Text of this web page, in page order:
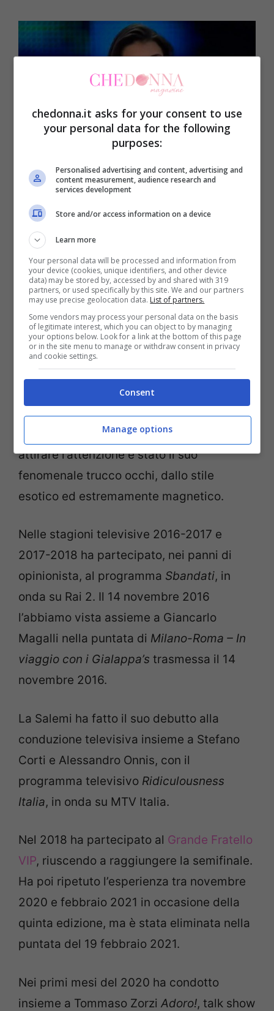
Fonte: Rai
L’anno seguente ha preso parte, insieme al
fidanzato
show di La5Sweet Sardinia. Nel 2014 ha
partecipato al concorso di Miss Italia, dove
si è classificata terza ottenendo le fasce
nazionali di Miss Sport Lotto e Miss TV
Sorrisi e Canzoni.
Nel 2015 ha preso parte, insieme alla
madre Fariba, alla quarta edizione di
Pechino Express, arrivando terza. Ad
attirare l’attenzione è stato il suo
fenomenale trucco occhi, dallo stile
esotico ed estremamente magnetico.
Nelle stagioni televisive 2016-2017 e
2017-2018 ha partecipato, nei panni di
opinionista, al programma Sbandati, in
onda su Rai 2. Il 14 novembre 2016
l’abbiamo vista assieme a Giancarlo
Magalli nella puntata di Milano-Roma – In
viaggio con i Gialappa’s trasmessa il 14
novembre 2016.
La Salemi ha fatto il suo debutto alla
conduzione televisiva insieme a Stefano
Corti e Alessandro Onnis, con il
programma televisivo Ridiculousness
Italia, in onda su MTV Italia.
Nel 2018 ha partecipato al Grande Fratello
VIP, riuscendo a raggiungere la semifinale.
Ha poi ripetuto l’esperienza tra novembre
2020 e febbraio 2021 in occasione della
quinta edizione, ma è stata eliminata nella
puntata del 19 febbraio 2021.
Nei primi mesi del 2020 ha condotto
insieme a Tommaso Zorzi Adoro!, talk show
chedonna.it asks for your consent to use
your personal data for the following
purposes:
Personalised advertising and content, advertising and
content measurement, audience research and
services development
Store and/or access information on a device
Learn more
Your personal data will be processed and information from
your device (cookies, unique identifiers, and other device
data) may be stored by, accessed by and shared with 319
partners, or used specifically by this site. We and our partners
may use precise geolocation data. List of partners.
Some vendors may process your personal data on the basis
of legitimate interest, which you can object to by managing
your options below. Look for a link at the bottom of this page
or in the site menu to manage or withdraw consent in privacy
and cookie settings.
Consent
Manage options